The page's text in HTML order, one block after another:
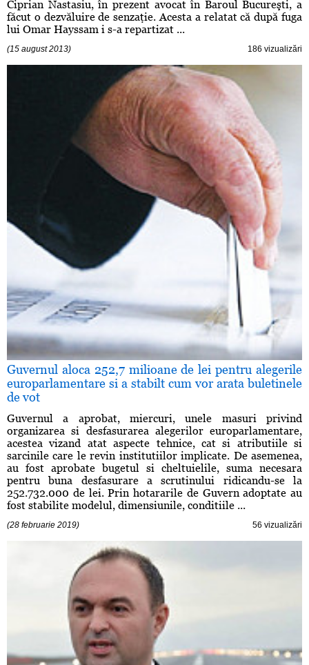
Ciprian Nastasiu, în prezent avocat în Baroul Bucureşti, a
făcut o dezvăluire de senzaţie. Acesta a relatat că după fuga
lui Omar Hayssam i s-a repartizat ...
(15 august 2013) 186 vizualizări
Guvernul aloca 252,7 milioane de lei pentru alegerile
europarlamentare si a stabilt cum vor arata buletinele
de vot
Guvernul a aprobat, miercuri, unele masuri privind
organizarea si desfasurarea alegerilor europarlamentare,
acestea vizand atat aspecte tehnice, cat si atributiile si
sarcinile care le revin institutiilor implicate. De asemenea,
au fost aprobate bugetul si cheltuielile, suma necesara
pentru buna desfasurare a scrutinului ridicandu-se la
252.732.000 de lei. Prin hotararile de Guvern adoptate au
fost stabilite modelul, dimensiunile, conditiile ...
(28 februarie 2019) 56 vizualizări